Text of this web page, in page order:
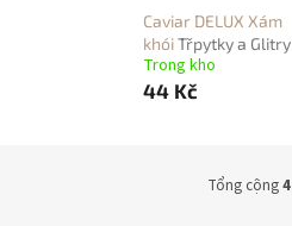
Caviar DELUX Xám
khóiTřpytky a Glitry
Trong kho
44 Kč
Tổng cộng4